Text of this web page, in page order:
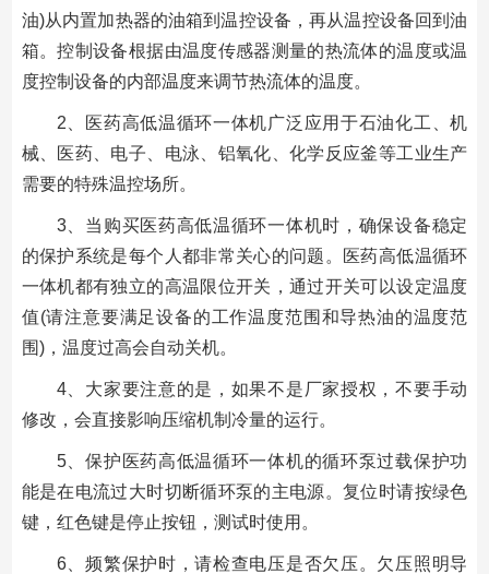
油)从内置加热器的油箱到温控设备，再从温控设备回到油
箱。控制设备根据由温度传感器测量的热流体的温度或温
度控制设备的内部温度来调节热流体的温度。
2、医药高低温循环一体机广泛应用于石油化工、机
械、医药、电子、电泳、铝氧化、化学反应釜等工业生产
需要的特殊温控场所。
3、当购买医药高低温循环一体机时，确保设备稳定
的保护系统是每个人都非常关心的问题。医药高低温循环
一体机都有独立的高温限位开关，通过开关可以设定温度
值(请注意要满足设备的工作温度范围和导热油的温度范
围)，温度过高会自动关机。
4、大家要注意的是，如果不是厂家授权，不要手动
修改，会直接影响压缩机制冷量的运行。
5、保护医药高低温循环一体机的循环泵过载保护功
能是在电流过大时切断循环泵的主电源。复位时请按绿色
键，红色键是停止按钮，测试时使用。
6、频繁保护时，请检查电压是否欠压。欠压照明导